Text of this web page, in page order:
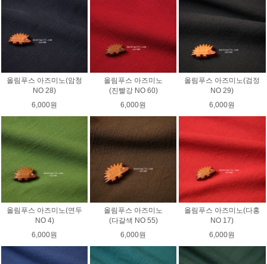
올림푸스 아즈미노(암청
NO 28)
6,000원
올림푸스 아즈미노
(진빨강 NO 60)
6,000원
올림푸스 아즈미노(검정
NO 29)
6,000원
올림푸스 아즈미노(연두
NO 4)
6,000원
올림푸스 아즈미노
(다갈색 NO 55)
6,000원
올림푸스 아즈미노(다홍
NO 17)
6,000원